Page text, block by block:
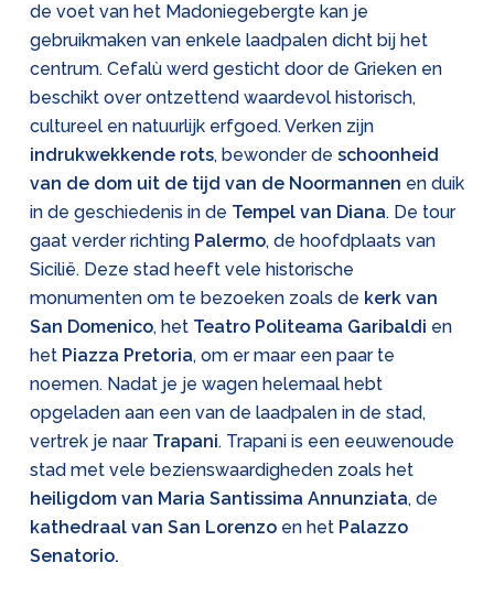
de voet van het Madoniegebergte kan je
gebruikmaken van enkele laadpalen dicht bij het
centrum. Cefalù werd gesticht door de Grieken en
beschikt over ontzettend waardevol historisch,
cultureel en natuurlijk erfgoed. Verken zijn
indrukwekkende rots, bewonder de schoonheid
van de dom uit de tijd van de Noormannen en duik
in de geschiedenis in de Tempel van Diana. De tour
gaat verder richting Palermo, de hoofdplaats van
Sicilië. Deze stad heeft vele historische
monumenten om te bezoeken zoals de kerk van
San Domenico, het Teatro Politeama Garibaldi en
het Piazza Pretoria, om er maar een paar te
noemen. Nadat je je wagen helemaal hebt
opgeladen aan een van de laadpalen in de stad,
vertrek je naar Trapani. Trapani is een eeuwenoude
stad met vele bezienswaardigheden zoals het
heiligdom van Maria Santissima Annunziata, de
kathedraal van San Lorenzo en het Palazzo
Senatorio.